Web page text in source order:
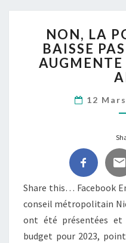
NON, LA
BAISSE
AUGMENTE
12
Share this… Facebook
conseil métropolitain
ont été présentées
budget pour 2023,